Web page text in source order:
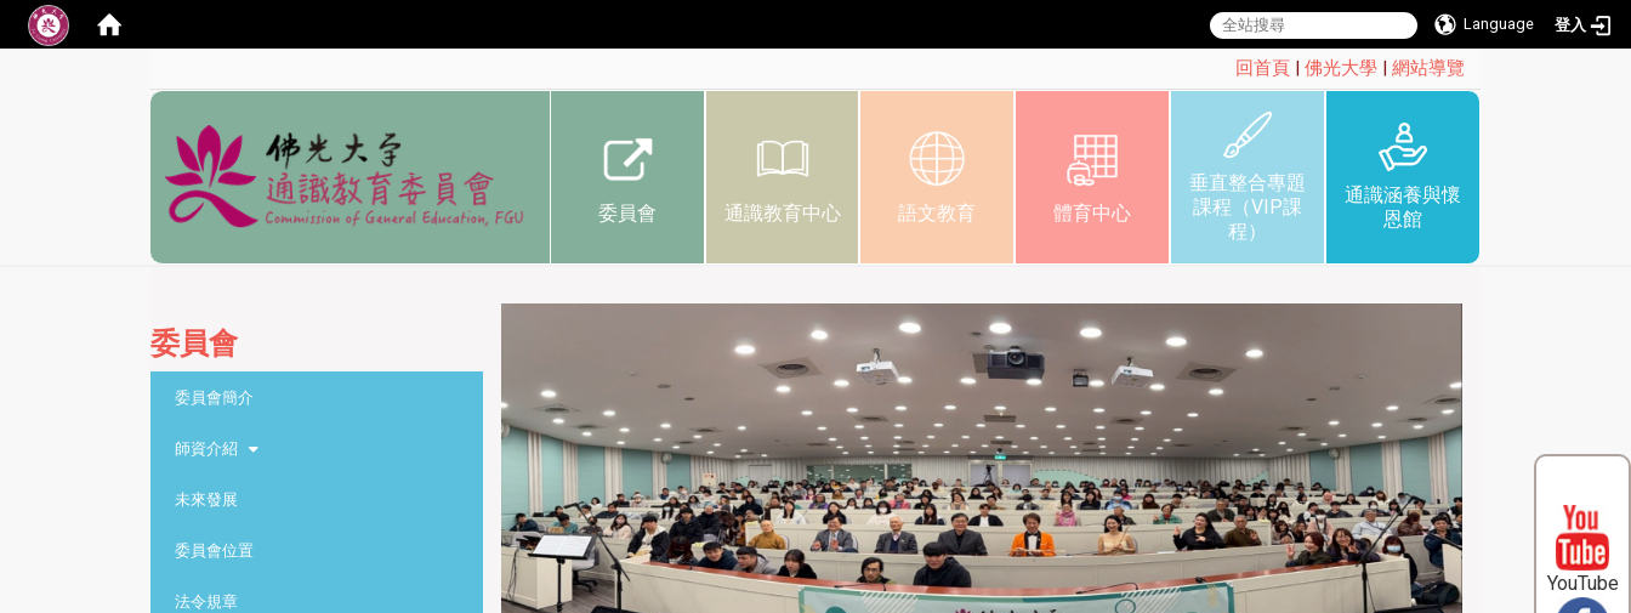
Language 登入
回首頁 | 佛光大學 | 網站導覽
委員會 通識教育中心 語文教育 體育中心
垂直整合專題
課程（VIP課
程）
通識涵養與懷
恩館
委員會
委員會簡介
師資介紹
未來發展
委員會位置
法令規章
YouTube